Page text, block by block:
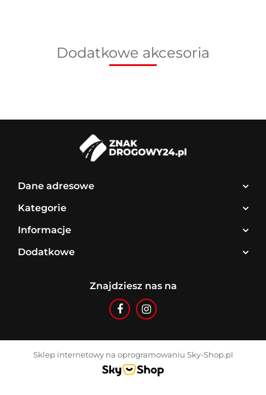
Dodatkowe akcesoria
Dane adresowe
Kategorie
Informacje
Dodatkowe
Znajdziesz nas na
Sklep internetowy na oprogramowaniu Sky-Shop.pl